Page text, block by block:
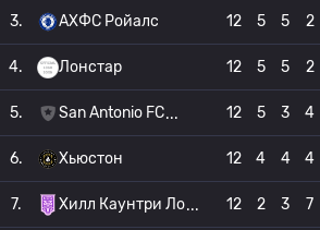
3. АХФС Ройалс 12 5 5 2
4. Лонстар 12 5 5 2
5. San Antonio FC 12 5 3 4
6. Хьюстон 12 4 4 4
7. Хилл Каунтри Ло 12 2 3 7